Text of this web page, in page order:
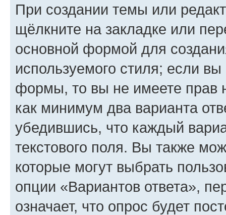
При создании темы или
щёлкните на закладке или
основной формой для
используемого стиля; если
формы, то вы не имеете прав
как минимум два варианта
убедившись, что каждый
текстового поля. Вы также
которые могут выбрать
опции «Вариантов ответа»,
означает, что опрос будет